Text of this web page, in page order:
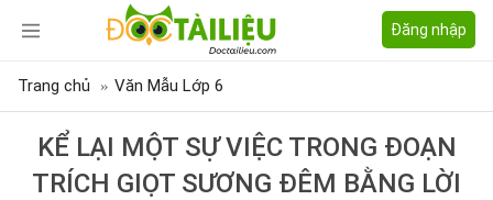
Đăng nhập
Trang chủ Văn Mẫu Lớp 6
KỂ LẠI MỘT SỰ VIỆC TRONG ĐOẠN
TRÍCH GIỌT SƯƠNG ĐÊM BẰNG LỜI